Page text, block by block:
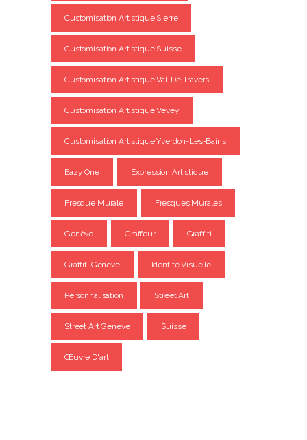
Customisation Artistique Sierre
Customisation Artistique Suisse
Customisation Artistique Val-De-Travers
Customisation Artistique Vevey
Customisation Artistique Yverdon-Les-Bains
Eazy One Expression Artistique
Fresque Murale Fresques Murales
Genève Graffeur Graffiti
Graffiti Genève Identité Visuelle
Personnalisation Street Art
Street Art Genève Suisse
Œuvre D'art